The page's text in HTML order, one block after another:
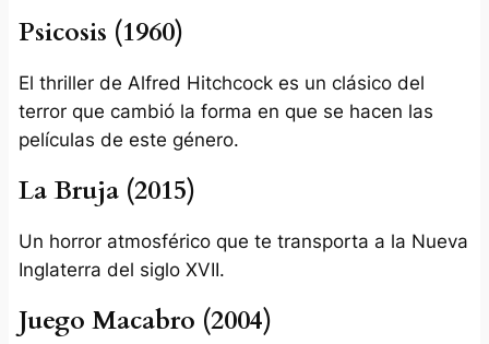
Psicosis (1960)
El thriller de Alfred Hitchcock es un clásico del
terror que cambió la forma en que se hacen las
películas de este género.
La Bruja (2015)
Un horror atmosférico que te transporta a la Nueva
Inglaterra del siglo XVII.
Juego Macabro (2004)